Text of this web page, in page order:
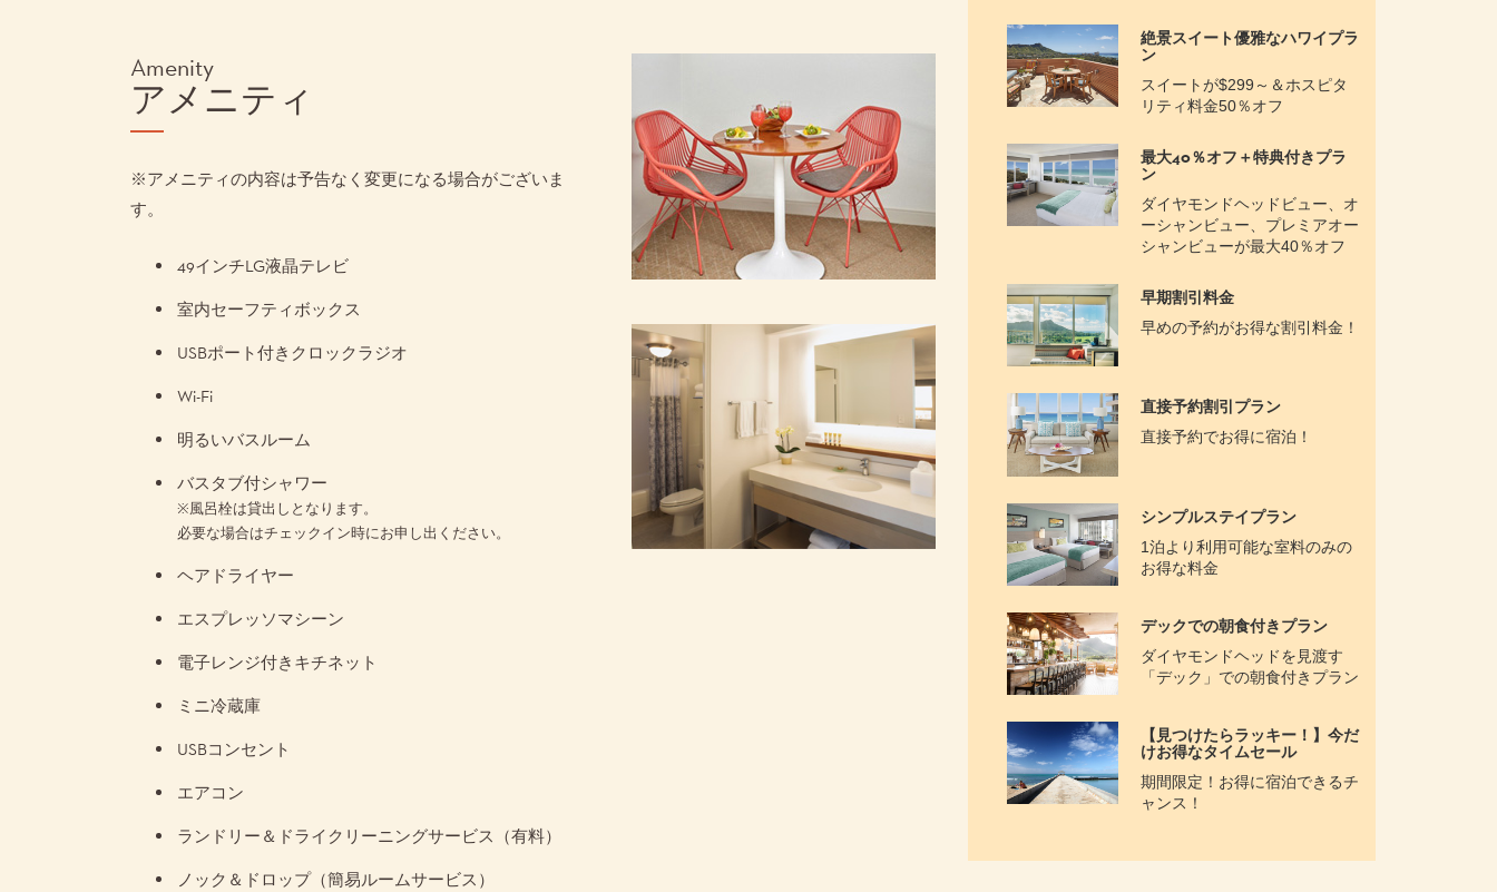
Amenity
アメニティ
※アメニティの内容は予告なく変更になる場合がございま
す。
49インチLG液晶テレビ
室内セーフティボックス
USBポート付きクロックラジオ
Wi-Fi
明るいバスルーム
バスタブ付シャワー
※風呂栓は貸出しとなります。
必要な場合はチェックイン時にお申し出ください。
ヘアドライヤー
エスプレッソマシーン
電子レンジ付きキチネット
ミニ冷蔵庫
USBコンセント
エアコン
ランドリー＆ドライクリーニングサービス（有料）
ノック＆ドロップ（簡易ルームサービス）
絶景スイート優雅なハワイプラ
ン
スイートが$299～＆ホスピタ
リティ料金50％オフ
最大40％オフ＋特典付きプラ
ン
ダイヤモンドヘッドビュー、オ
ーシャンビュー、プレミアオー
シャンビューが最大40％オフ
早期割引料金
早めの予約がお得な割引料金！
直接予約割引プラン
直接予約でお得に宿泊！
シンプルステイプラン
1泊より利用可能な室料のみの
お得な料金
デックでの朝食付きプラン
ダイヤ​モンドヘッドを見渡す
「デック」での朝食付きプラン
【見つけたらラッキー！】今だ
けお得なタイムセール
期間限定！お得に宿泊できるチ
ャンス！